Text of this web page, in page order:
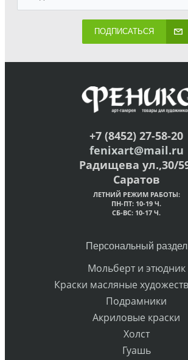
ПОДПИСАТЬСЯ
+7 (8452) 27-58-20
fenixart@mail.ru
Радищева ул.,30/
Саратов
ЛЕТНИЙ РЕЖИМ РАБОТЫ:
ПН-ПТ: 10-19 Ч.
СБ-ВС: 10-17 Ч.
Персональный раздел
Мольберт и этюдник
Краски масляные
Подрамники
Акриловые краски
Холст
Гуашь